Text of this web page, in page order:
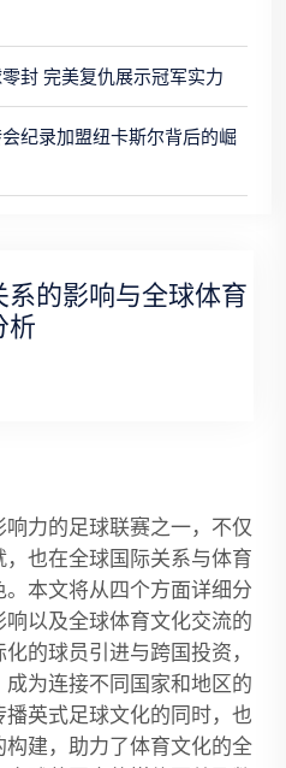
封 完美复仇展示冠军实力
纪录加盟纽卡斯尔背后的崛
的影响与全球体育
析
力的足球联赛之一，不仅
也在全球国际关系与体育
本文将从四个方面详细分
以及全球体育文化交流的
的球员引进与跨国投资，
为连接不同国家和地区的
英式足球文化的同时，也
建，助力了体育文化的全